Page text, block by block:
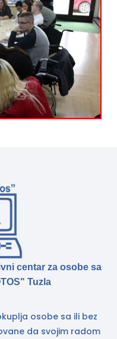
centar za osobe sa
Tuzla
osobe sa ili bez
da svojim radom